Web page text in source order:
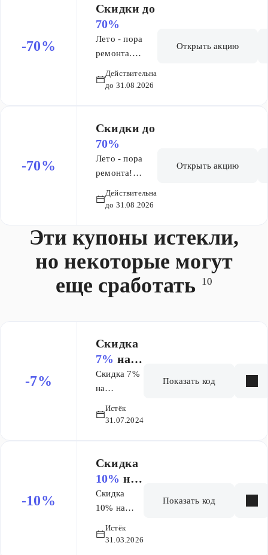
распродажа
мебели.
-70%
Скидки до
70%
Лето - пора
ремонта.
70%
Действительна
до 31.08.2026
Открыть акцию
-70%
Скидки до
70%
Лето - пора
ремонта!
70%
Действительна
до 31.08.2026
Открыть акцию
Эти купоны истекли,
но некоторые могут
еще сработать
10
-7%
Скидка
7% на
заказ
Скидка 7%
на
новинок
Истёк
31.07.2024
Показать код
-10%
Скидка
10% на
заказ
Скидка
10% на
Аллен Брау,
Истёк
31.03.2026
Показать код